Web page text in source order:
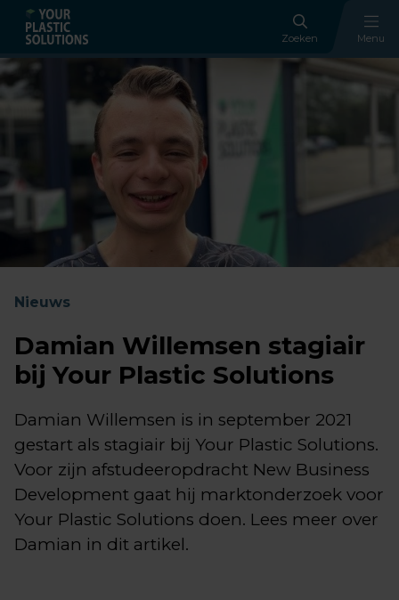
Zoeken Menu
Nieuws
Damian Willemsen stagiair
bij Your Plastic Solutions
Damian Willemsen is in september 2021
gestart als stagiair bij Your Plastic Solutions.
Voor zijn afstudeeropdracht New Business
Development gaat hij marktonderzoek voor
Your Plastic Solutions doen. Lees meer over
Damian in dit artikel.